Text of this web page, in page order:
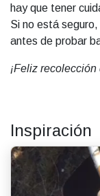
hay que tener
Si no está
antes de probar
¡Feliz recolección
Inspiración